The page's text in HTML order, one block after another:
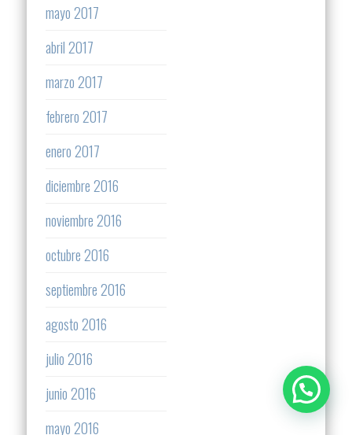
mayo 2017
abril 2017
marzo 2017
febrero 2017
enero 2017
diciembre 2016
noviembre 2016
octubre 2016
septiembre 2016
agosto 2016
julio 2016
junio 2016
mayo 2016